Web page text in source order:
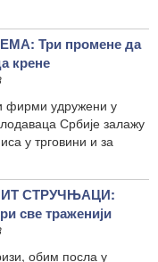
Три промене да
крене
фирми удружени у
Србије залажу
у трговини и за
СТРУЧЊАЦИ:
све траженији
обим посла у